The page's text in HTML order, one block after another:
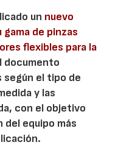
un nuevo
de pinzas
flexibles para la
documento
según el tipo de
y las
con el objetivo
equipo más